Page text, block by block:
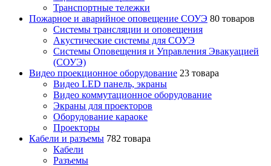
Транспортные тележки
Пожарное и аварийное оповещение СОУЭ 80 товаров
Cистемы трансляции и оповещения
Акустические системы для СОУЭ
Системы Оповещения и Управления Эвакуацией
(СОУЭ)
Видео проекционное оборудование 23 товара
Видео LED панель, экраны
Видео коммутационное оборудование
Экраны для проекторов
Оборудование караоке
Проекторы
Кабели и разъемы 782 товара
Кабели
Разъемы